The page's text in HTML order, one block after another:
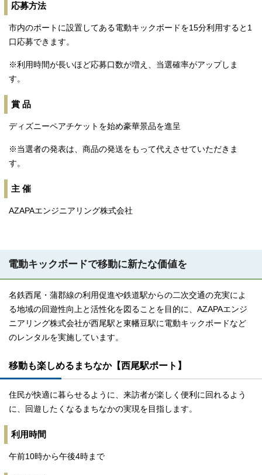
応募方法
市内のポートに設置してある電動キックボードを15分利用すると1
口応募できます。
※利用時間が長いほど応募口数が増え、当選確率がアップしま
す。
賞 品
ディズニーペアチケットを始め豪華景品を進呈
※当選者の発表は、商品の発送をもって代えさせていただきま
す。
主 催
AZAPAエンジニアリング株式会社
電動キックボードで移動に新たな価値を
名鉄西尾・蒲郡線の利用促進や鉄道駅からの二次交通の充実によ
る地域の回遊性向上と活性化を図ることを目的に、AZAPAエンジ
ニアリング株式会社が西尾駅と東幡豆駅に電動キックボードなど
のレンタルを実施しています。
移動も楽しめるまちなか【西尾駅ポート】
住民が快適に暮らせるように、来訪者が楽しく便利に回れるよう
に、回遊したくなるまちなかの実現を目指します。
利用時間
午前10時から午後4時まで